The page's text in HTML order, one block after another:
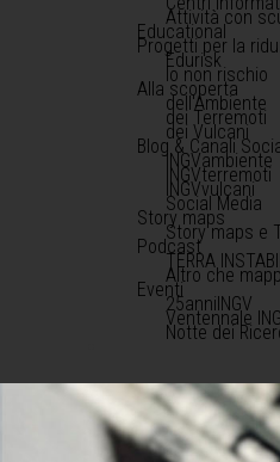
Attività con
Educational
Progetti per la
Edurisk
Io non rischio
Alla scoperta
dell'Ambiente
dei Terremoti
dei Vulcani
Blog & Canali
INGVambiente
INGVterremoti
INGVvulcani
Social Media
Story maps
Story maps e
Podcast
TERRA
Altro che
Eventi
25anniINGV
Ventennale
Notte dei